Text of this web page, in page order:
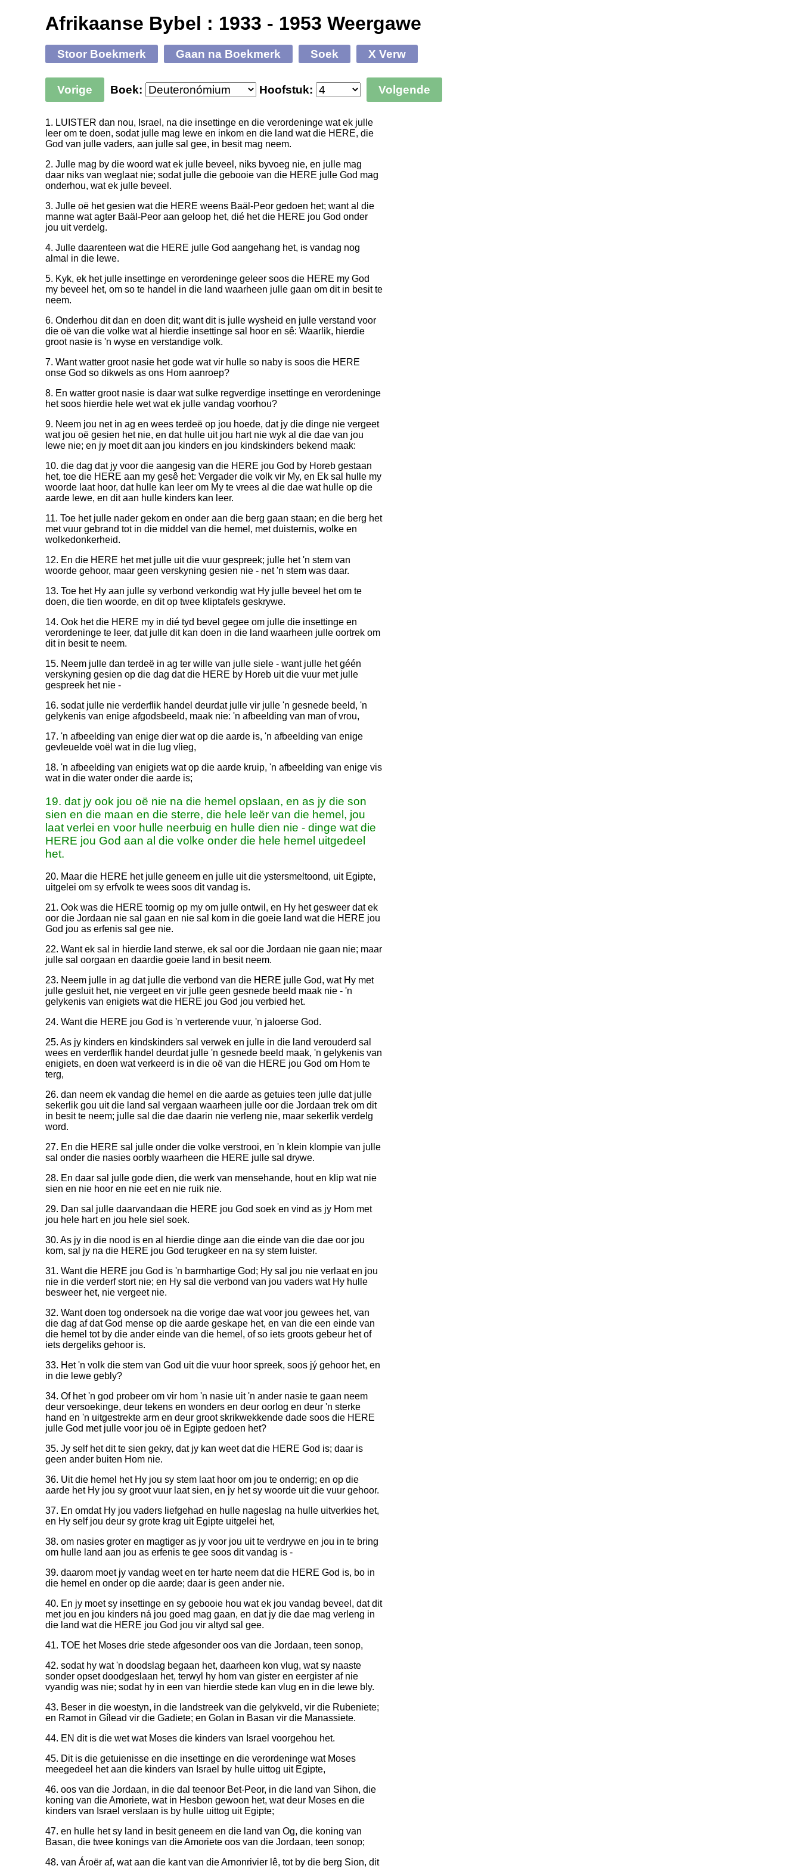
Afrikaanse Bybel : 1933 - 1953 Weergawe
Stoor Boekmerk Gaan na Boekmerk Soek X Verw
Vorige Boek: Hoofstuk: Volgende
1. LUISTER dan nou, Israel, na die insettinge en die verordeninge wat ek julle
leer om te doen, sodat julle mag lewe en inkom en die land wat die HERE, die
God van julle vaders, aan julle sal gee, in besit mag neem.
2. Julle mag by die woord wat ek julle beveel, niks byvoeg nie, en julle mag
daar niks van weglaat nie; sodat julle die gebooie van die HERE julle God mag
onderhou, wat ek julle beveel.
3. Julle oë het gesien wat die HERE weens Baäl-Peor gedoen het; want al die
manne wat agter Baäl-Peor aan geloop het, dié het die HERE jou God onder
jou uit verdelg.
4. Julle daarenteen wat die HERE julle God aangehang het, is vandag nog
almal in die lewe.
5. Kyk, ek het julle insettinge en verordeninge geleer soos die HERE my God
my beveel het, om so te handel in die land waarheen julle gaan om dit in besit te
neem.
6. Onderhou dit dan en doen dit; want dit is julle wysheid en julle verstand voor
die oë van die volke wat al hierdie insettinge sal hoor en sê: Waarlik, hierdie
groot nasie is 'n wyse en verstandige volk.
7. Want watter groot nasie het gode wat vir hulle so naby is soos die HERE
onse God so dikwels as ons Hom aanroep?
8. En watter groot nasie is daar wat sulke regverdige insettinge en verordeninge
het soos hierdie hele wet wat ek julle vandag voorhou?
9. Neem jou net in ag en wees terdeë op jou hoede, dat jy die dinge nie vergeet
wat jou oë gesien het nie, en dat hulle uit jou hart nie wyk al die dae van jou
lewe nie; en jy moet dit aan jou kinders en jou kindskinders bekend maak:
10. die dag dat jy voor die aangesig van die HERE jou God by Horeb gestaan
het, toe die HERE aan my gesê het: Vergader die volk vir My, en Ek sal hulle my
woorde laat hoor, dat hulle kan leer om My te vrees al die dae wat hulle op die
aarde lewe, en dit aan hulle kinders kan leer.
11. Toe het julle nader gekom en onder aan die berg gaan staan; en die berg het
met vuur gebrand tot in die middel van die hemel, met duisternis, wolke en
wolkedonkerheid.
12. En die HERE het met julle uit die vuur gespreek; julle het 'n stem van
woorde gehoor, maar geen verskyning gesien nie - net 'n stem was daar.
13. Toe het Hy aan julle sy verbond verkondig wat Hy julle beveel het om te
doen, die tien woorde, en dit op twee kliptafels geskrywe.
14. Ook het die HERE my in dié tyd bevel gegee om julle die insettinge en
verordeninge te leer, dat julle dit kan doen in die land waarheen julle oortrek om
dit in besit te neem.
15. Neem julle dan terdeë in ag ter wille van julle siele - want julle het géén
verskyning gesien op die dag dat die HERE by Horeb uit die vuur met julle
gespreek het nie -
16. sodat julle nie verderflik handel deurdat julle vir julle 'n gesnede beeld, 'n
gelykenis van enige afgodsbeeld, maak nie: 'n afbeelding van man of vrou,
17. 'n afbeelding van enige dier wat op die aarde is, 'n afbeelding van enige
gevleuelde voël wat in die lug vlieg,
18. 'n afbeelding van enigiets wat op die aarde kruip, 'n afbeelding van enige vis
wat in die water onder die aarde is;
19. dat jy ook jou oë nie na die hemel opslaan, en as jy die son
sien en die maan en die sterre, die hele leër van die hemel, jou
laat verlei en voor hulle neerbuig en hulle dien nie - dinge wat die
HERE jou God aan al die volke onder die hele hemel uitgedeel
het.
20. Maar die HERE het julle geneem en julle uit die ystersmeltoond, uit Egipte,
uitgelei om sy erfvolk te wees soos dit vandag is.
21. Ook was die HERE toornig op my om julle ontwil, en Hy het gesweer dat ek
oor die Jordaan nie sal gaan en nie sal kom in die goeie land wat die HERE jou
God jou as erfenis sal gee nie.
22. Want ek sal in hierdie land sterwe, ek sal oor die Jordaan nie gaan nie; maar
julle sal oorgaan en daardie goeie land in besit neem.
23. Neem julle in ag dat julle die verbond van die HERE julle God, wat Hy met
julle gesluit het, nie vergeet en vir julle geen gesnede beeld maak nie - 'n
gelykenis van enigiets wat die HERE jou God jou verbied het.
24. Want die HERE jou God is 'n verterende vuur, 'n jaloerse God.
25. As jy kinders en kindskinders sal verwek en julle in die land verouderd sal
wees en verderflik handel deurdat julle 'n gesnede beeld maak, 'n gelykenis van
enigiets, en doen wat verkeerd is in die oë van die HERE jou God om Hom te
terg,
26. dan neem ek vandag die hemel en die aarde as getuies teen julle dat julle
sekerlik gou uit die land sal vergaan waarheen julle oor die Jordaan trek om dit
in besit te neem; julle sal die dae daarin nie verleng nie, maar sekerlik verdelg
word.
27. En die HERE sal julle onder die volke verstrooi, en 'n klein klompie van julle
sal onder die nasies oorbly waarheen die HERE julle sal drywe.
28. En daar sal julle gode dien, die werk van mensehande, hout en klip wat nie
sien en nie hoor en nie eet en nie ruik nie.
29. Dan sal julle daarvandaan die HERE jou God soek en vind as jy Hom met
jou hele hart en jou hele siel soek.
30. As jy in die nood is en al hierdie dinge aan die einde van die dae oor jou
kom, sal jy na die HERE jou God terugkeer en na sy stem luister.
31. Want die HERE jou God is 'n barmhartige God; Hy sal jou nie verlaat en jou
nie in die verderf stort nie; en Hy sal die verbond van jou vaders wat Hy hulle
besweer het, nie vergeet nie.
32. Want doen tog ondersoek na die vorige dae wat voor jou gewees het, van
die dag af dat God mense op die aarde geskape het, en van die een einde van
die hemel tot by die ander einde van die hemel, of so iets groots gebeur het of
iets dergeliks gehoor is.
33. Het 'n volk die stem van God uit die vuur hoor spreek, soos jý gehoor het, en
in die lewe gebly?
34. Of het 'n god probeer om vir hom 'n nasie uit 'n ander nasie te gaan neem
deur versoekinge, deur tekens en wonders en deur oorlog en deur 'n sterke
hand en 'n uitgestrekte arm en deur groot skrikwekkende dade soos die HERE
julle God met julle voor jou oë in Egipte gedoen het?
35. Jy self het dit te sien gekry, dat jy kan weet dat die HERE God is; daar is
geen ander buiten Hom nie.
36. Uit die hemel het Hy jou sy stem laat hoor om jou te onderrig; en op die
aarde het Hy jou sy groot vuur laat sien, en jy het sy woorde uit die vuur gehoor.
37. En omdat Hy jou vaders liefgehad en hulle nageslag na hulle uitverkies het,
en Hy self jou deur sy grote krag uit Egipte uitgelei het,
38. om nasies groter en magtiger as jy voor jou uit te verdrywe en jou in te bring
om hulle land aan jou as erfenis te gee soos dit vandag is -
39. daarom moet jy vandag weet en ter harte neem dat die HERE God is, bo in
die hemel en onder op die aarde; daar is geen ander nie.
40. En jy moet sy insettinge en sy gebooie hou wat ek jou vandag beveel, dat dit
met jou en jou kinders ná jou goed mag gaan, en dat jy die dae mag verleng in
die land wat die HERE jou God jou vir altyd sal gee.
41. TOE het Moses drie stede afgesonder oos van die Jordaan, teen sonop,
42. sodat hy wat 'n doodslag begaan het, daarheen kon vlug, wat sy naaste
sonder opset doodgeslaan het, terwyl hy hom van gister en eergister af nie
vyandig was nie; sodat hy in een van hierdie stede kan vlug en in die lewe bly.
43. Beser in die woestyn, in die landstreek van die gelykveld, vir die Rubeniete;
en Ramot in Gílead vir die Gadiete; en Golan in Basan vir die Manassiete.
44. EN dit is die wet wat Moses die kinders van Israel voorgehou het.
45. Dit is die getuienisse en die insettinge en die verordeninge wat Moses
meegedeel het aan die kinders van Israel by hulle uittog uit Egipte,
46. oos van die Jordaan, in die dal teenoor Bet-Peor, in die land van Sihon, die
koning van die Amoriete, wat in Hesbon gewoon het, wat deur Moses en die
kinders van Israel verslaan is by hulle uittog uit Egipte;
47. en hulle het sy land in besit geneem en die land van Og, die koning van
Basan, die twee konings van die Amoriete oos van die Jordaan, teen sonop;
48. van Ároër af, wat aan die kant van die Arnonrivier lê, tot by die berg Sion, dit